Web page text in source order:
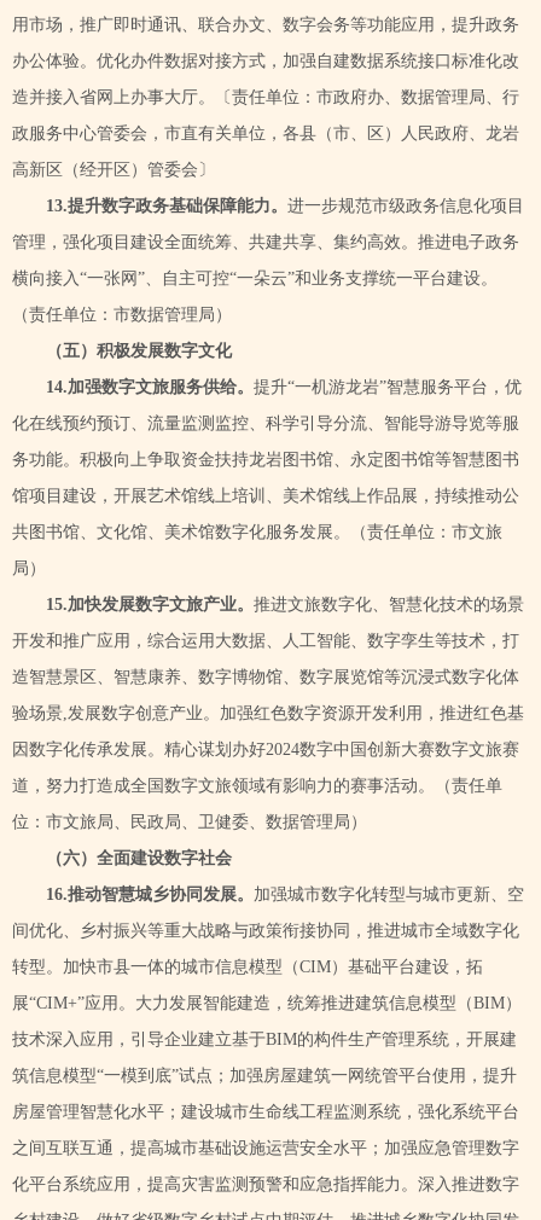
用市场，推广即时通讯、联合办文、数字会务等功能应用，提升政务
办公体验。优化办件数据对接方式，加强自建数据系统接口标准化改
造并接入省网上办事大厅。〔责任单位：市政府办、数据管理局、行
政服务中心管委会，市直有关单位，各县（市、区）人民政府、龙岩
高新区（经开区）管委会〕
13.提升数字政务基础保障能力。 进一步规范市级政务信息化项目
管理，强化项目建设全面统筹、共建共享、集约高效。推进电子政务
横向接入 “一张网”、自主可控“一朵云”和业务支撑统一平台建设。
（责任单位：市数据管理局）
（五）积极发展数字文化
14.加强数字文旅服务供给。 提升“一机游龙岩”智慧服务平台，优
化在线预约预订、流量监测监控、科学引导分流、智能导游导览等服
务功能。积极向上争取资金扶持龙岩图书馆、永定图书馆等智慧图书
馆项目建设，开展艺术馆线上培训、美术馆线上作品展，持续推动公
共图书馆、文化馆、美术馆数字化服务发展。
（责任单位：市文旅
局）
15.加快发展数字文旅产业。 推进文旅数字化、智慧化技术的场景
开发和推广应用，综合运用大数据、人工智能、数字孪生等技术，打
造智慧景区、智慧康养、数字博物馆、数字展览馆等沉浸式数字化体
验场景 ,发展数字创意产业。加强红色数字资源开发利用，推进红色基
因数字化传承发展。精心谋划办好2024数字中国创新大赛数字文旅赛
道，努力打造成全国数字文旅领域有影响力的赛事活动。
（责任单
位：市文旅局、民政局、卫健委、数据管理局）
（六）全面建设数字社会
16.推动智慧城乡协同发展。 加强城市数字化转型与城市更新、空
间优化、乡村振兴等重大战略与政策衔接协同，推进城市全域数字化
转型 。加快市县一体的城市信息模型（CIM）基础平台建设，拓
展“CIM+”应用。大力发展智能建造，统筹推进建筑信息模型（BIM）
技术深入应用，引导企业建立基于BIM的构件生产管理系统，开展建
筑信息模型“一模到底”试点；加强房屋建筑一网统管平台使用，提升
房屋管理智慧化水平；建设城市生命线工程监测系统，强化系统平台
之间互联互通，提高城市基础设施运营安全水平；加强应急管理数字
化平台系统应用，提高灾害监测预警和应急指挥能力。深入推进数字